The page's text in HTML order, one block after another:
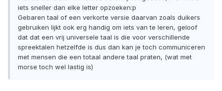
iets sneller dan elke letter opzoeken:p
Gebaren taal of een verkorte versie daarvan zoals duikers
gebruiken lijkt ook erg handig om iets van te leren, geloof
dat dat een vrij universele taal is die voor verschillende
spreektalen hetzelfde is dus dan kan je toch communiceren
met mensen die een totaal andere taal praten, (wat met
morse toch wel lastig is)